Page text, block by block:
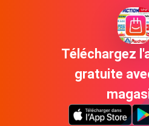
Téléchargez
gratuite